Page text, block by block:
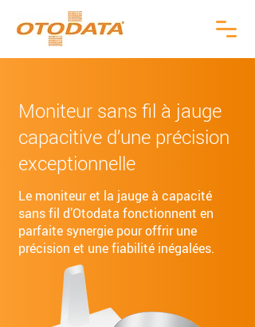
Moniteur sans fil à jauge
capacitive d’une précision
exceptionnelle
Le moniteur et la jauge à capacité
sans fil d’Otodata fonctionnent en
parfaite synergie pour offrir une
précision et une fiabilité inégalées.